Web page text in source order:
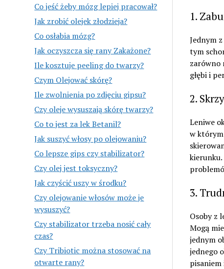
Co jeść żeby mózg lepiej pracował?
Jak zrobić olejek złodzieja?
Co osłabia mózg?
Jak oczyszcza się rany Zakażone?
Ile kosztuje peeling do twarzy?
Czym Olejować skórę?
Ile zwolnienia po zdjęciu gipsu?
Czy oleje wysuszają skórę twarzy?
Co to jest za lek Betanil?
Jak suszyć włosy po olejowaniu?
Co lepsze gips czy stabilizator?
Czy olej jest toksyczny?
Jak czyścić uszy w środku?
Czy olejowanie włosów może je
wysuszyć?
Czy stabilizator trzeba nosić cały
czas?
Czy Tribiotic można stosować na
otwarte rany?
1.
Jednym
tym
zarówno
głębi i
2.
Leniwe
w którym
kierunku.
3.
Osoby z
Mogą
jednym
jednego